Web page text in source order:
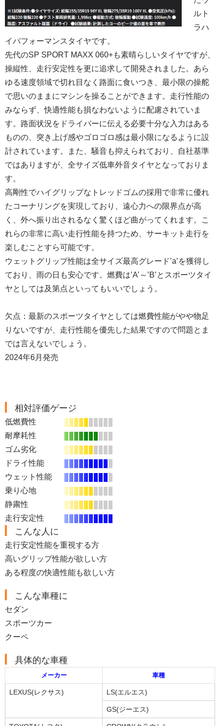
ルト
ラハ
イパフォーマンスタイヤです。
先代のSP SPORT MAXX 060+も素晴らしいタイヤですが、
操縦性、走行安定性を更に追求して開発されました。あら
ゆる速度領域で切れ目なく路面に食いつき、最小限の操舵
で思いのままにマシンを操ることができます。走行性能の
みならず、快適性能も損なわないように配慮されていま
す。路面状況をドライバーに伝える必要十分な入力はある
ものの、突き上げ感やゴロゴロ感は最小限になるように設
計されています。また、騒音も抑えられており、自社基準
ではありますが、全サイズ低車外音タイヤとなっておりま
す。
高剛性でハイグリップなトレッドゴムの採用で非常に優れ
たコーナリングを実現しており、遠心力への限界点が高
く、外へ振り出されるなく驚くほど曲がってくれます。こ
れらの非常に高い走行性能を持つため、サーキット走行を
楽しむことすら可能です。
ウェットグリップ性能は全サイズ最高グレード’a’を獲得し
ており、雨の日も安心です。燃費は’A’～’B’とスポーツタイ
ヤとしては及第点といってもいいでしょう。
欠点：最新のスポーツタイヤとしては燃費性能がやや物足
りないですが、走行性能を優先した結果ですので問題とま
では言えないでしょう。
2024年6月発売
相対評価ゲージ
低燃費性
耐摩耗性
ゴム劣化
ドライ性能
ウェット性能
乗り心地
静粛性
走行安定性
こんな人に
走行安定性能を重視する方
高いグリップ性能が欲しい方
ある程度の快適性能も欲しい方
こんな車種に
セダン
スポーツカー
クーペ
具体的な車種
メーカー 車種
LEXUS(レクサス) LS(エルエス)
GS(ジーエス)